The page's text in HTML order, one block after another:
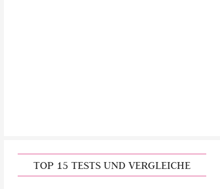
TOP 15 TESTS UND VERGLEICHE